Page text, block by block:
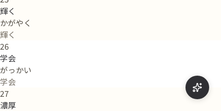
輝く
かがやく
輝く
26
学会
がっかい
学会
27
濃厚